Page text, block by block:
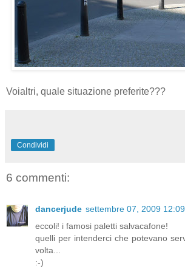
Voialtri, quale situazione preferite???
Condividi
6 commenti:
dancerjude settembre 07, 2009
eccoli! i famosi paletti salvacafone!
quelli per intenderci che potevano
volta...
:-)